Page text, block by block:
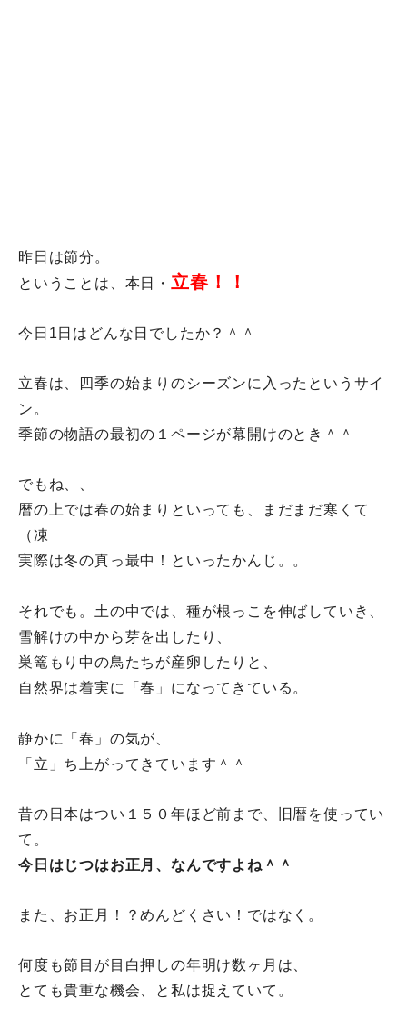
昨日は節分。
ということは、本日・ 立春！！
今日1日はどんな日でしたか？＾＾
立春は、四季の始まりのシーズンに入ったというサイ
ン。
季節の物語の最初の１ページが幕開けのとき＾＾
でもね、、
暦の上では春の始まりといっても、まだまだ寒くて
（凍
実際は冬の真っ最中！といったかんじ。。
それでも。土の中では、種が根っこを伸ばしていき、
雪解けの中から芽を出したり、
巣篭もり中の鳥たちが産卵したりと、
自然界は着実に「春」になってきている。
静かに「春」の気が、
「立」ち上がってきています＾＾
昔の日本はつい１５０年ほど前まで、旧暦を使ってい
て。
今日はじつはお正月、なんですよね＾＾
また、お正月！？めんどくさい！ではなく。
何度も節目が目白押しの年明け数ヶ月は、
とても貴重な機会、と私は捉えていて。